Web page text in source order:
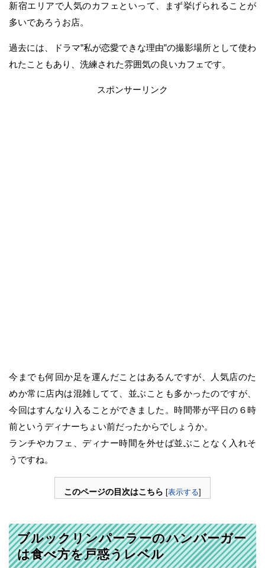
新宿エリアで人気のカフェといって、まず挙げられることが
多いであろうお店。
過去には、ドラマ”私が恋愛できな理由”の撮影場所として使わ
れたこともあり、洗練された雰囲気の良いカフェです。
スポンサーリンク
今までも何回か足を運んだことはあるんですが、人気店のた
めか常に店内は混雑してて、並ぶことも多かったのですが、
今回はすんなり入ることができました。時間帯が平日の６時
前というディナーちょい前だったからでしょうか。
ランチやカフェ、ディナー時間を外せば並ぶことなく入れそ
うですね。
このページの目次はこちら [表示する]
ブルックリンパーラーのハンバーガー
は食べ方を戸惑うレベル